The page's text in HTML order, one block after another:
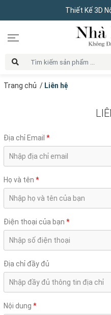
Thiết Kế 3D
Trang chủ / Liên hệ
Địa chỉ Email *
Họ và tên *
Điện thoại của bạn *
Địa chỉ đầy đủ
Nội dung *